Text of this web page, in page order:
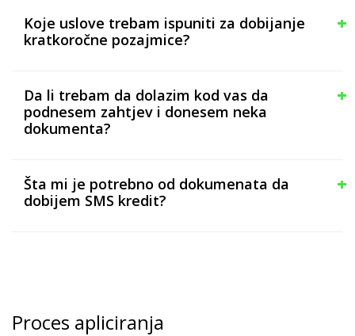
Koje uslove trebam ispuniti za dobijanje
kratkoročne pozajmice?
Da li trebam da dolazim kod vas da
podnesem zahtjev i donesem neka
dokumenta?
Šta mi je potrebno od dokumenata da
dobijem SMS kredit?
Proces apliciranja